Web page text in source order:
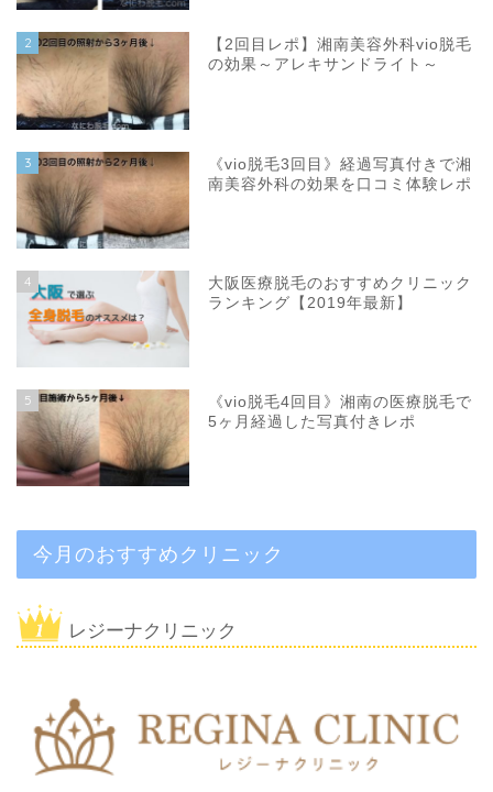
2
【2回目レポ】湘南美容外科vio脱毛
の効果～アレキサンドライト～
3
《vio脱毛3回目》経過写真付きで湘
南美容外科の効果を口コミ体験レポ
4
大阪医療脱毛のおすすめクリニック
ランキング【2019年最新】
5
《vio脱毛4回目》湘南の医療脱毛で
5ヶ月経過した写真付きレポ
今月のおすすめクリニック
レジーナクリニック